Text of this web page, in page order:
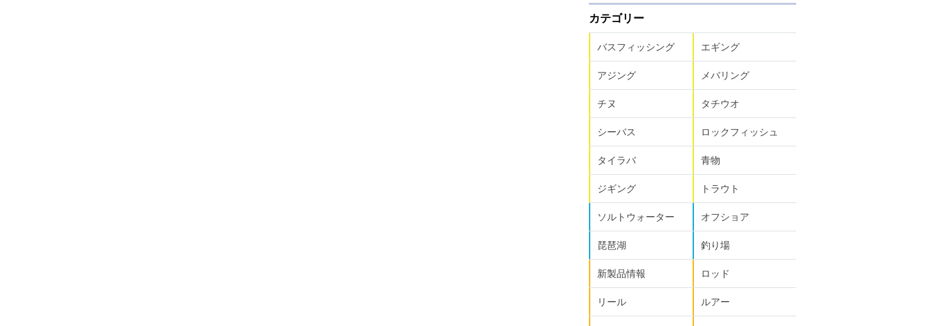
カテゴリー
バスフィッシング エギング
アジング メバリング
チヌ タチウオ
シーバス ロックフィッシュ
タイラバ 青物
ジギング トラウト
ソルトウォーター オフショア
琵琶湖 釣り場
新製品情報 ロッド
リール ルアー